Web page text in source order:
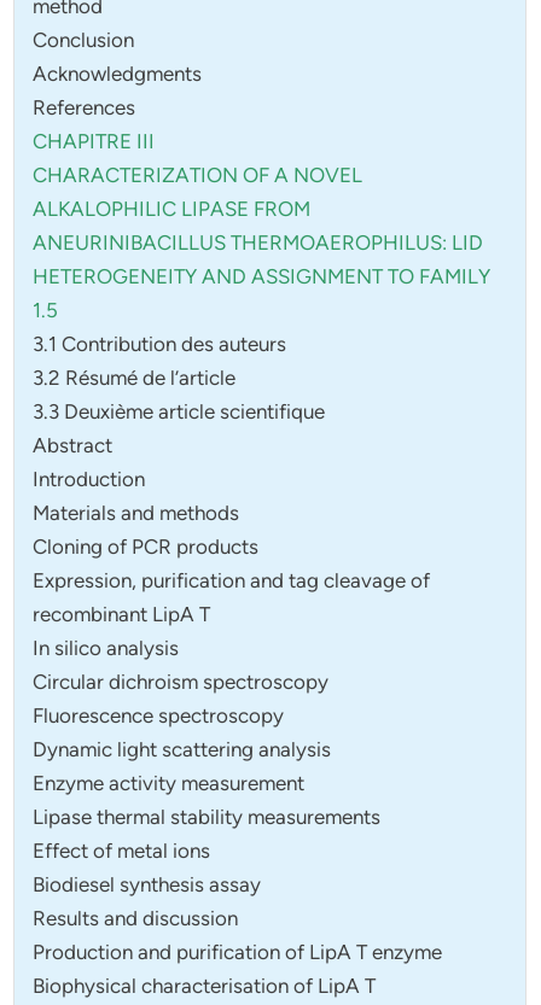
method
Conclusion
Acknowledgments
References
CHAPITRE III
CHARACTERIZATION OF A NOVEL
ALKALOPHILIC LIPASE FROM
ANEURINIBACILLUS THERMOAEROPHILUS: LID
HETEROGENEITYAND ASSIGNMENT TO FAMILY
1.5
3.1 Contribution des auteurs
3.2 Résumé de l’article
3.3 Deuxième article scientifique
Abstract
Introduction
Materials and methods
Cloning of PCR products
Expression, purification and tag cleavage of
recombinant LipA T
In silico analysis
Circular dichroism spectroscopy
Fluorescence spectroscopy
Dynamic light scattering analysis
Enzyme activity measurement
Lipase thermal stability measurements
Effect of metal ions
Biodiesel synthesis assay
Results and discussion
Production and purification of LipA T enzyme
Biophysical characterisation of LipA T